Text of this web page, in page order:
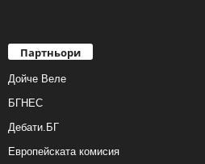
Партньори
Дойче Веле
БГНЕС
Дебати.БГ
Европейската комисия